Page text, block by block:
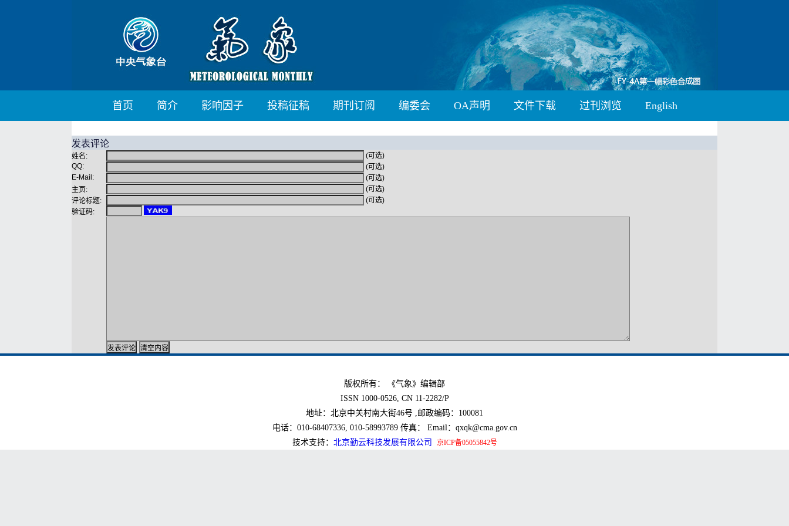
首页 简介 影响因子 投稿征稿 期刊订阅 编委会 OA声明 文件下载 过刊浏览 English
发表评论
姓名:
(可选)
QQ:
(可选)
E-Mail:
(可选)
主页:
(可选)
评论标题:
(可选)
验证码:
版权所有： 《气象》编辑部
ISSN 1000-0526, CN 11-2282/P
地址：北京中关村南大街46号 ,邮政编码：100081
电话：010-68407336, 010-58993789 传真： Email：qxqk@cma.gov.cn
技术支持： 北京勤云科技发展有限公司 京ICP备05055842号